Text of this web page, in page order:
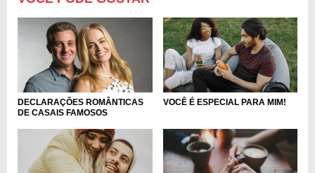
DECLARAÇÕES ROMÂNTICAS
DE CASAIS FAMOSOS
VOCÊ É ESPECIAL PARA MIM!